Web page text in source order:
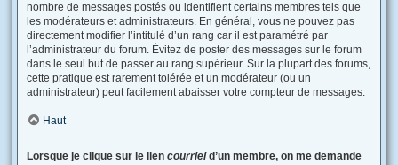
nombre de messages postés ou identifient certains membres tels que
les modérateurs et administrateurs. En général, vous ne pouvez pas
directement modifier l’intitulé d’un rang car il est paramétré par
l’administrateur du forum. Évitez de poster des messages sur le forum
dans le seul but de passer au rang supérieur. Sur la plupart des forums,
cette pratique est rarement tolérée et un modérateur (ou un
administrateur) peut facilement abaisser votre compteur de messages.
Haut
Lorsque je clique sur le lien courrield’un membre, on me demande